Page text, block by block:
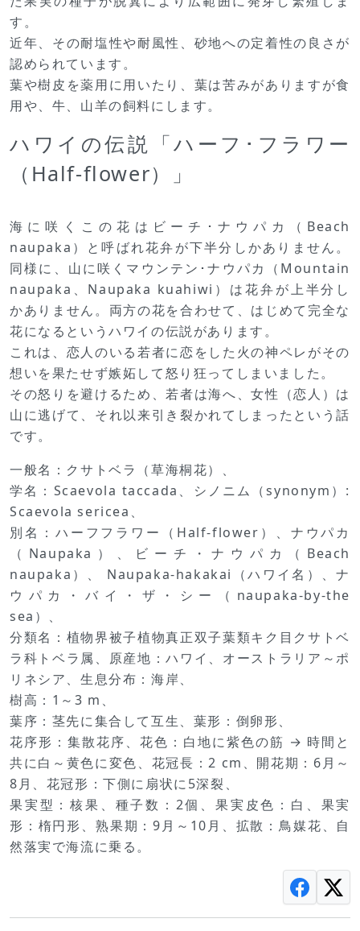
す。
近年、その耐塩性や耐風性、砂地への定着性の良さが
認められています。
葉や樹皮を薬用に用いたり、葉は苦みがありますが食
用や、牛、山羊の飼料にします。
ハワイの伝説「ハーフ･フラワー
（Half-flower）」
海に咲くこの花はビーチ･ナウパカ（Beach
naupaka）と呼ばれ花弁が下半分しかありません。
同様に、山に咲くマウンテン･ナウパカ（Mountain
naupaka、Naupaka kuahiwi）は花弁が上半分し
かありません。両方の花を合わせて、はじめて完全な
花になるというハワイの伝説があります。
これは、恋人のいる若者に恋をした火の神ペレがその
想いを果たせず嫉妬して怒り狂ってしまいました。
その怒りを避けるため、若者は海へ、女性（恋人）は
山に逃げて、それ以来引き裂かれてしまったという話
です。
一般名：クサトベラ（草海桐花）、
学名：Scaevola taccada、シノニム（synonym）:
Scaevola sericea、
別名：ハーフフラワー（Half-flower）、ナウパカ
（Naupaka）、ビーチ・ナウパカ（Beach
naupaka）、 Naupaka-hakakai（ハワイ名）、ナ
ウパカ・バイ・ザ・シー（naupaka-by-the
sea）、
分類名：植物界被子植物真正双子葉類キク目クサトベ
ラ科トベラ属、原産地：ハワイ、オーストラリア～ポ
リネシア、生息分布：海岸、
樹高：1～3 m、
葉序：茎先に集合して互生、葉形：倒卵形、
花序形：集散花序、花色：白地に紫色の筋 → 時間と
共に白～黄色に変色、花冠長：2 cm、開花期：6月～
8月、花冠形：下側に扇状に5深裂、
果実型：核果、種子数：2個、果実皮色：白、果実
形：楕円形、熟果期：9月～10月、拡散：鳥媒花、自
然落実で海流に乗る。